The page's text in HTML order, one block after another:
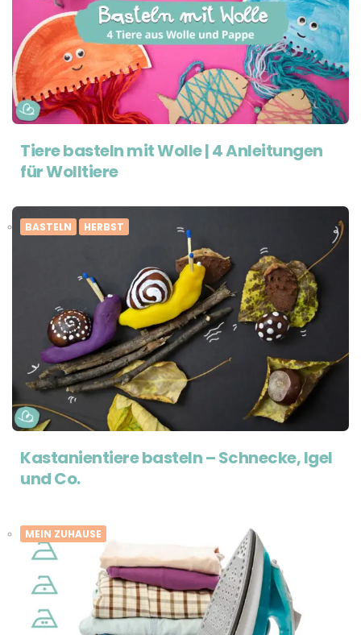
Tiere basteln mit Wolle | 4 Anleitungen
für Wolltiere
BASTELN HERBST
Kastanientiere basteln – Schnecke, Igel
und Co.
MEIN ZUHAUSE